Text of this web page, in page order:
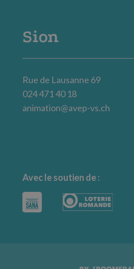
Sion
Rue de Lausanne 69
024 471 40 18
animation@avep-vs.ch
Avec le soutien de :